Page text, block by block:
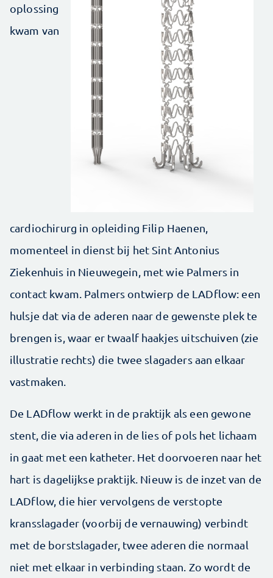
oplossing
kwam van
cardiochirurg in opleiding Filip Haenen,
momenteel in dienst bij het Sint Antonius
Ziekenhuis in Nieuwegein, met wie Palmers in
contact kwam. Palmers ontwierp de LADflow: een
hulsje dat via de aderen naar de gewenste plek te
brengen is, waar er twaalf haakjes uitschuiven (zie
illustratie rechts) die twee slagaders aan elkaar
vastmaken.
De LADflow werkt in de praktijk als een gewone
stent, die via aderen in de lies of pols het lichaam
in gaat met een katheter. Het doorvoeren naar het
hart is dagelijkse praktijk. Nieuw is de inzet van de
LADflow, die hier vervolgens de verstopte
kransslagader (voorbij de vernauwing) verbindt
met de borstslagader, twee aderen die normaal
niet met elkaar in verbinding staan. Zo wordt de